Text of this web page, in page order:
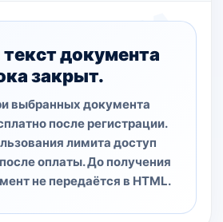
документа
закрыт.
выбранных документа
после регистрации.
лимита доступ
оплаты. До получения
не передаётся в HTML.